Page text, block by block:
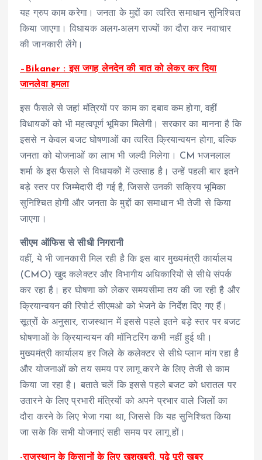
यह ग्रुप काम करेगा। जनता के मुद्दों का त्वरित समाधान सुनिश्चित
किया जाएगा। विधायक अलग-अलग राज्यों का दौरा कर नवाचार
की जानकारी लेंगे।
– Bikaner : इस जगह लेनदेन की बात को लेकर कर दिया
जानलेवा हमला
इस फैसले से जहां मंत्रियों पर काम का दबाव कम होगा, वहीं
विधायकों को भी महत्वपूर्ण भूमिका मिलेगी। सरकार का मानना है कि
इससे न केवल बजट घोषणाओं का त्वरित क्रियान्वयन होगा, बल्कि
जनता को योजनाओं का लाभ भी जल्दी मिलेगा। CM भजनलाल
शर्मा के इस फैसले से विधायकों में उत्साह है। उन्हें पहली बार इतने
बड़े स्तर पर जिम्मेदारी दी गई है, जिससे उनकी सक्रिय भूमिका
सुनिश्चित होगी और जनता के मुद्दों का समाधान भी तेजी से किया
जाएगा।
सीएम ऑफिस से सीधी निगरानी
वहीं, ये भी जानकारी मिल रही है कि इस बार मुख्यमंत्री कार्यालय
(CMO) खुद कलेक्टर और विभागीय अधिकारियों से सीधे संपर्क
कर रहा है। हर घोषणा को लेकर समयसीमा तय की जा रही है और
क्रियान्वयन की रिपोर्ट सीएमओ को भेजने के निर्देश दिए गए हैं।
सूत्रों के अनुसार, राजस्थान में इससे पहले इतने बड़े स्तर पर बजट
घोषणाओं के क्रियान्वयन की मॉनिटरिंग कभी नहीं हुई थी।
मुख्यमंत्री कार्यालय हर जिले के कलेक्टर से सीधे प्लान मांग रहा है
और योजनाओं को तय समय पर लागू करने के लिए तेजी से काम
किया जा रहा है। बताते चलें कि इससे पहले बजट को धरातल पर
उतारने के लिए प्रभारी मंत्रियों को अपने प्रभार वाले जिलों का
दौरा करने के लिए भेजा गया था, जिससे कि यह सुनिश्चित किया
जा सके कि सभी योजनाएं सही समय पर लागू हों।
-राजस्थान के किसानों के लिए खुशखबरी, पढ़े पूरी खबर